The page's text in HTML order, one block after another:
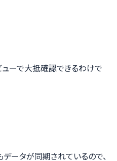
ューで大抵確認できるわけで
ータが同期されているので、